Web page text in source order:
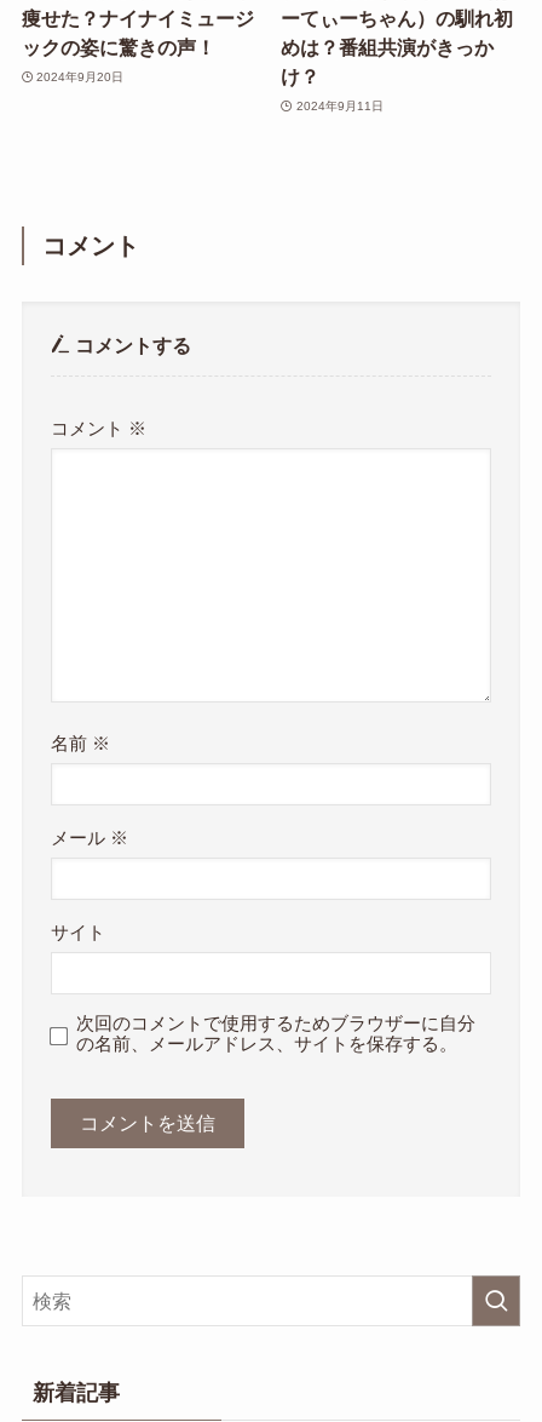
痩せた？ナイナイミュージ
ックの姿に驚きの声！
2024年9月20日
ーてぃーちゃん）の馴れ初
めは？番組共演がきっか
け？
2024年9月11日
コメント
コメントする
コメント ※
名前 ※
メール ※
サイト
次回のコメントで使用するためブラウザーに自分
の名前、メールアドレス、サイトを保存する。
新着記事